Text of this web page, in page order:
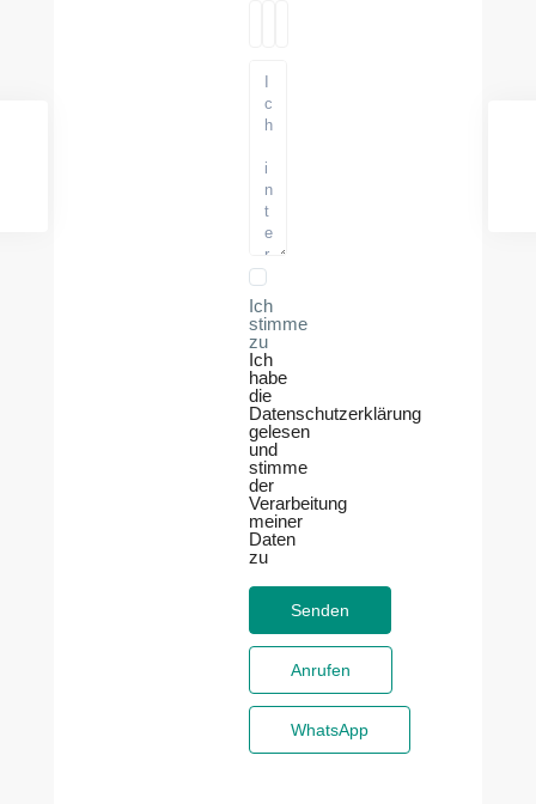
Ich
stimme
zu
Ich
habe
die
Datenschutzerklärung
gelesen
und
stimme
der
Verarbeitung
meiner
Daten
zu
Anrufen
WhatsApp